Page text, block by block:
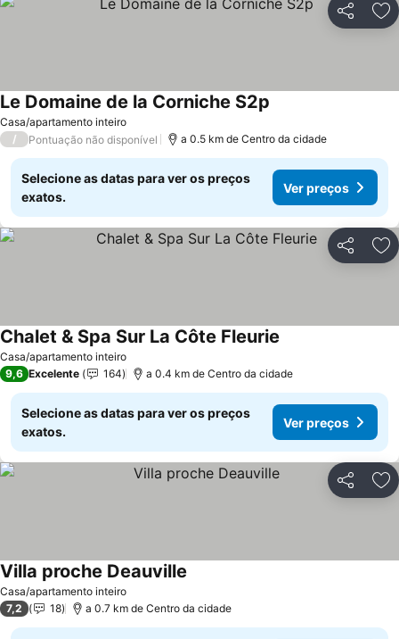
Partilhar
Casa/apartamento inteiro
Le Domaine de la Corniche S2p
/ Pontuação não disponível a 0.5 km de Centro da cidade
Selecione as datas para ver os preços
exatos.
Ver preços
Partilhar
Casa/apartamento inteiro
Chalet & Spa Sur La Côte Fleurie
9,6 Excelente 164 a 0.4 km de Centro da cidade
Selecione as datas para ver os preços
exatos.
Ver preços
Partilhar
Casa/apartamento inteiro
Villa proche Deauville
7,2 18 a 0.7 km de Centro da cidade